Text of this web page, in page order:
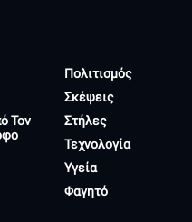
Τον
Πολιτισμός
Σκέψεις
Στήλες
Τεχνολογία
Υγεία
Φαγητό